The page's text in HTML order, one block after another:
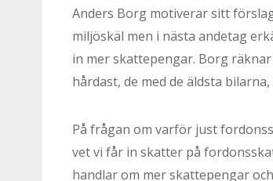
Anders Borg motiverar sitt
miljöskäl men i nästa andetag
in mer skattepengar. Borg
hårdast, de med de äldsta
På frågan om varför just
vet vi får in skatter på
handlar om mer skattepengar